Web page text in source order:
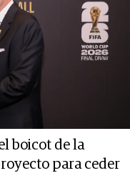
boicot de la
para ceder